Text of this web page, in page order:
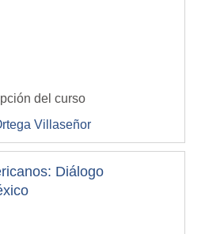
del curso
Villaseñor
Diálogo